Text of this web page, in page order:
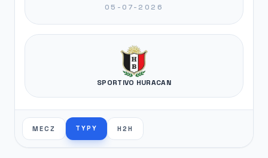
05-07-2026
SPORTIVO HURACAN
MECZ TYPY H2H